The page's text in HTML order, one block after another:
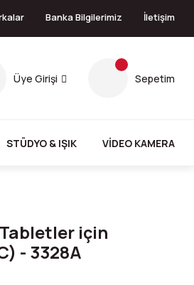
Banka Bilgilerimiz İletişim
Üye Girişi Sepetim
STÜDYO & IŞIK VİDEO KAMERA
için
- 3328A